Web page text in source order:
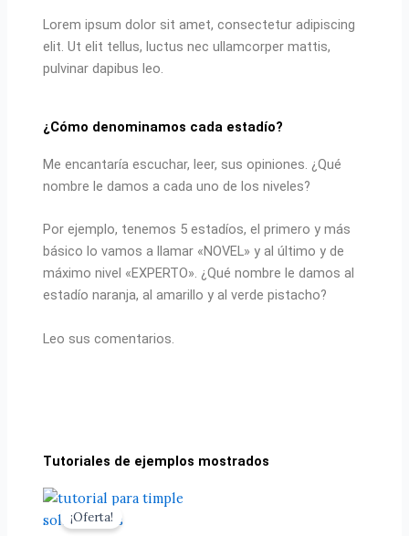
Lorem ipsum dolor sit amet, consectetur adipiscing
elit. Ut elit tellus, luctus nec ullamcorper mattis,
pulvinar dapibus leo.
¿Cómo denominamos cada estadío?
Me encantaría escuchar, leer, sus opiniones. ¿Qué
nombre le damos a cada uno de los niveles?
Por ejemplo, tenemos 5 estadíos, el primero y más
básico lo vamos a llamar «NOVEL» y al último y de
máximo nivel «EXPERTO». ¿Qué nombre le damos al
estadío naranja, al amarillo y al verde pistacho?
Leo sus comentarios.
Tutoriales de ejemplos mostrados
¡Oferta!
El
precio
original
El
precio